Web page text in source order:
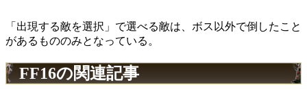
「出現する敵を選択」で選べる敵は、ボス以外で倒したこと
があるもののみとなっている。
FF16の関連記事